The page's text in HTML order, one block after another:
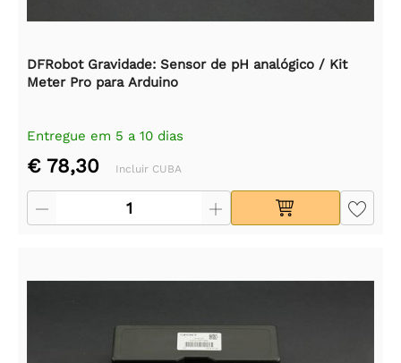
DFRobot Gravidade: Sensor de pH analógico / Kit
Meter Pro para Arduino
Entregue em 5 a 10 dias
€ 78,30 Incluir CUBA